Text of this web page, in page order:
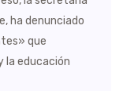
ha denunciado
que
la educación